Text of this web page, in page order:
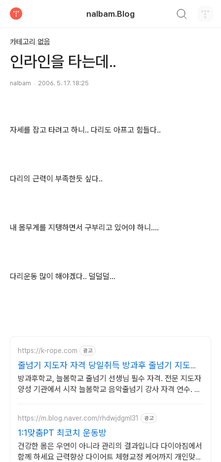
nalbam.Blog
카테고리 없음
인라인을 타는데..
nalbam 2006. 5. 17. 18:25
자세를 잡고 타려고 하니.. 다리도 아프고 힘들다..
다리의 근력이 부족한듯 싶다..
내 몸무게를 지탱하면서 구부리고 있어야 하니....
다리운동 많이 해야겠다.. 덜덜덜...
https://k-rope.com 광고
줄넘기 지도자 자격 당일취득 방과후 줄넘기 지도자
양성
방과후학교, 늘봄학교 줄넘기 선생님 필수 자격. 전문 지도자
양성 기관에서 시작 늘봄학교 음악줄넘기 강사 자격 연수. 지
https://m.blog.naver.com/rhdwjdgml31 광고
1:1맞춤PT 최코치 운동방
건강한 몸은 우연이 아니라 관리의 결과입니다 다이아짐에서
함께 하세요 근력향상 다이어트 체형교정 케어까지 개인맞춤